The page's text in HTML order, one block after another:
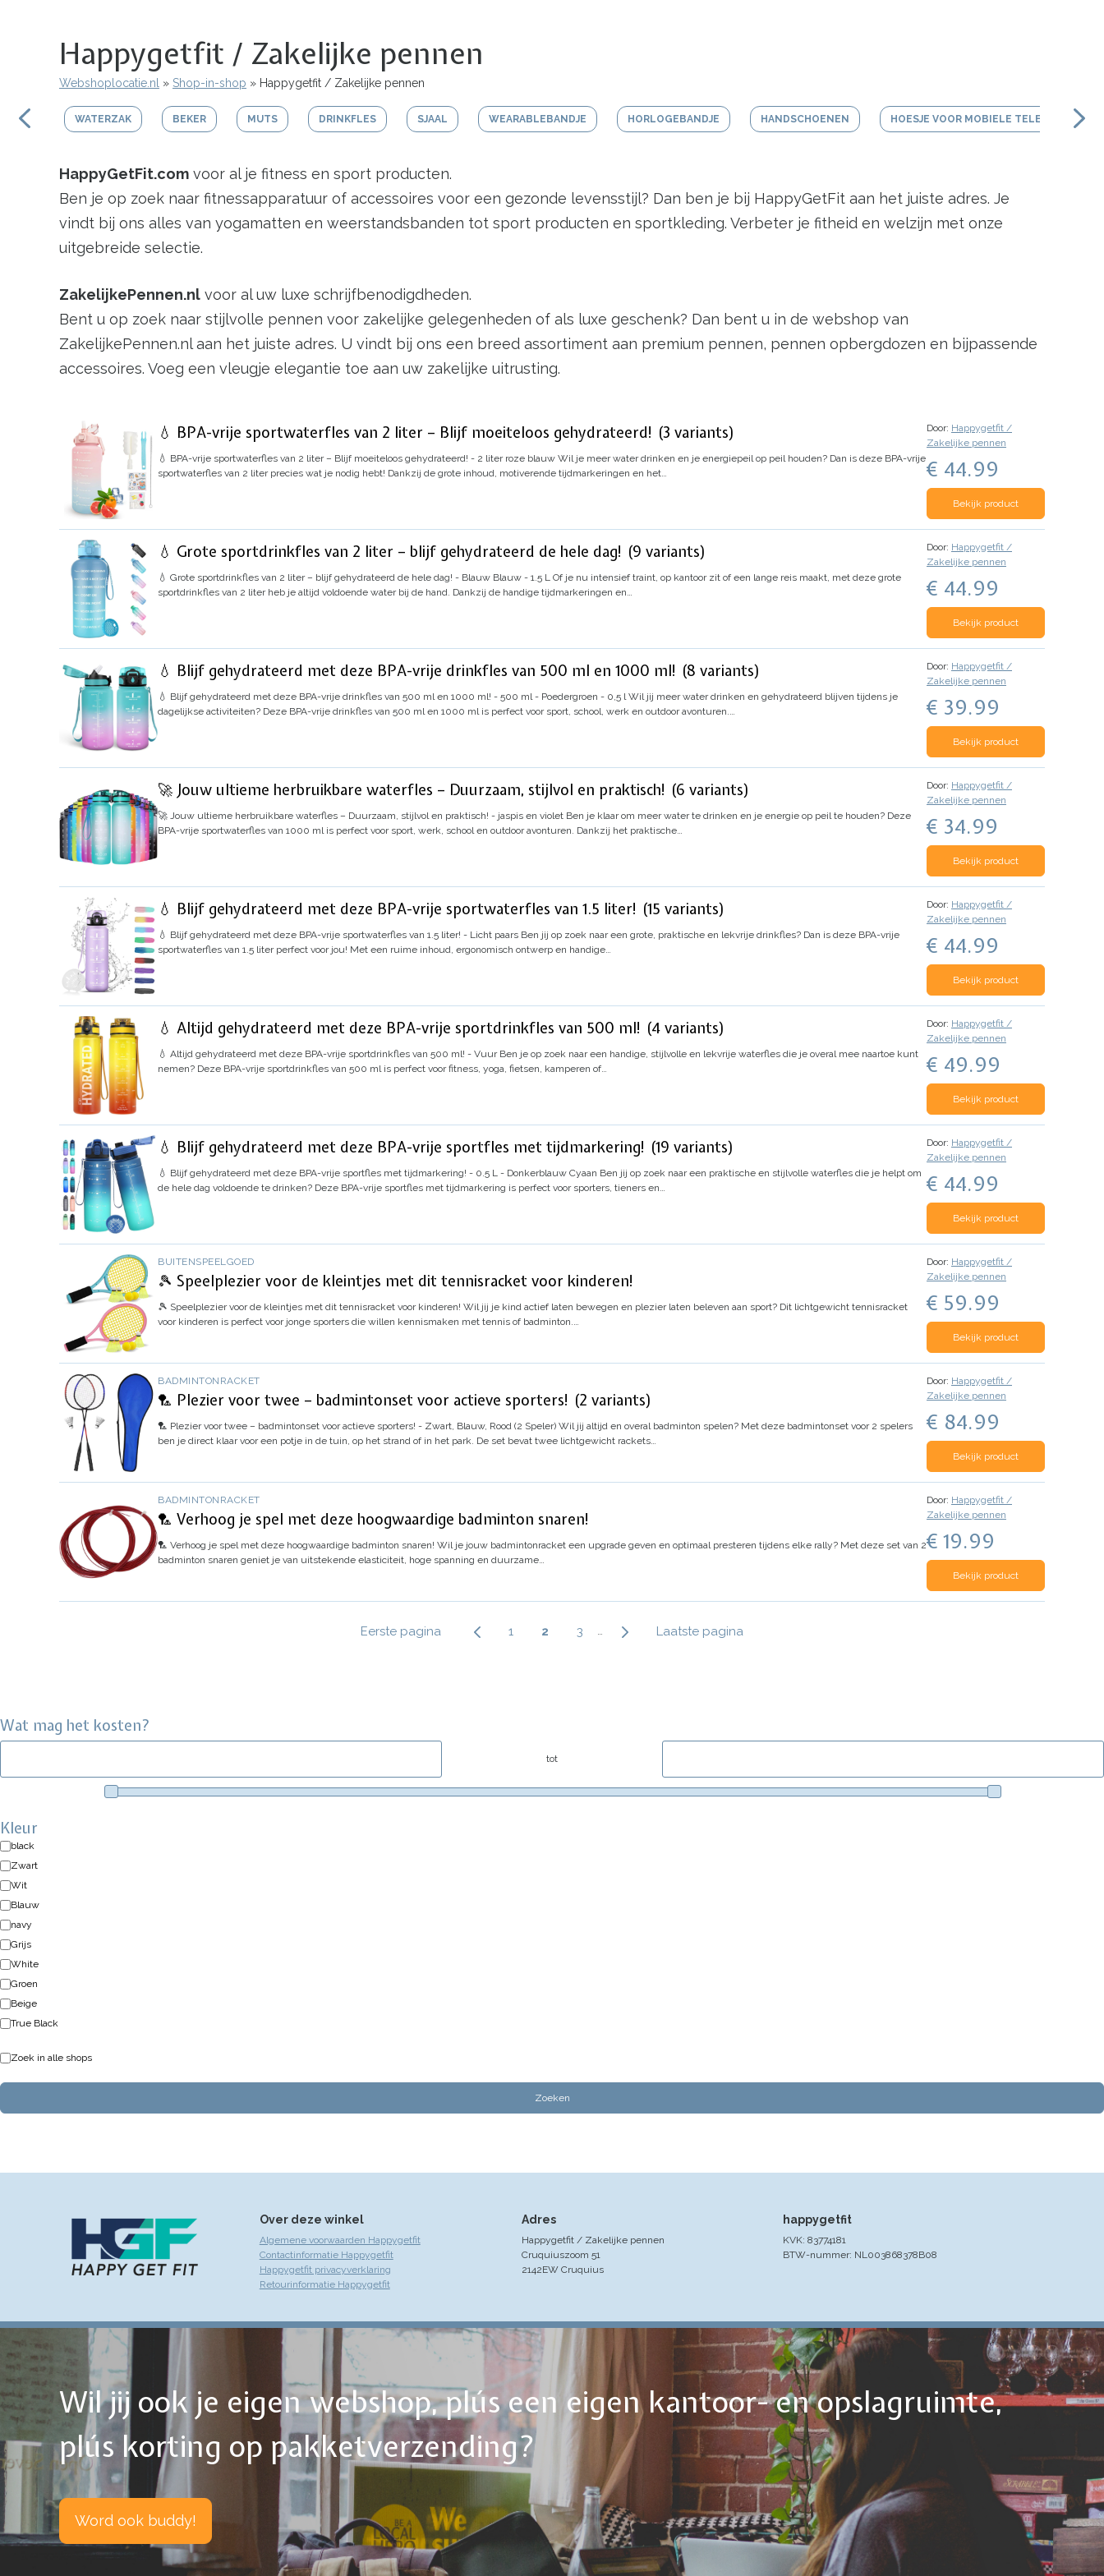
Happygetfit / Zakelijke pennen
Kruimelpad
Webshoplocatie.nl Shop-in-shop Happygetfit / Zakelijke pennen
WATERZAK BEKER MUTS DRINKFLES SJAAL WEARABLEBANDJE HORLOGEBANDJE HANDSCHOENEN HOESJE VOOR MOBIELE TELEFOON
HappyGetFit.com voor al je fitness en sport producten.
Ben je op zoek naar fitnessapparatuur of accessoires voor een gezonde levensstijl? Dan ben je bij HappyGetFit aan het juiste adres. Je
vindt bij ons alles van yogamatten en weerstandsbanden tot sport producten en sportkleding. Verbeter je fitheid en welzijn met onze
uitgebreide selectie.
ZakelijkePennen.nl voor al uw luxe schrijfbenodigdheden.
Bent u op zoek naar stijlvolle pennen voor zakelijke gelegenheden of als luxe geschenk? Dan bent u in de webshop van
ZakelijkePennen.nl aan het juiste adres. U vindt bij ons een breed assortiment aan premium pennen, pennen opbergdozen en bijpassende
accessoires. Voeg een vleugje elegantie toe aan uw zakelijke uitrusting.
💧 BPA-vrije sportwaterfles van 2 liter – Blijf moeiteloos gehydrateerd! (3 variants)
💧 BPA-vrije sportwaterfles van 2 liter – Blijf moeiteloos gehydrateerd! - 2 liter roze blauw Wil je meer water drinken en je energiepeil op peil houden? Dan is deze BPA-vrije
sportwaterfles van 2 liter precies wat je nodig hebt! Dankzij de grote inhoud, motiverende tijdmarkeringen en het…
Door: Happygetfit /
Zakelijke pennen
€ 44.99
Bekijk product
💧 Grote sportdrinkfles van 2 liter – blijf gehydrateerd de hele dag! (9 variants)
💧 Grote sportdrinkfles van 2 liter – blijf gehydrateerd de hele dag! - Blauw Blauw - 1.5 L Of je nu intensief traint, op kantoor zit of een lange reis maakt, met deze grote
sportdrinkfles van 2 liter heb je altijd voldoende water bij de hand. Dankzij de handige tijdmarkeringen en…
Door: Happygetfit /
Zakelijke pennen
€ 44.99
Bekijk product
💧 Blijf gehydrateerd met deze BPA-vrije drinkfles van 500 ml en 1000 ml! (8 variants)
💧 Blijf gehydrateerd met deze BPA-vrije drinkfles van 500 ml en 1000 ml! - 500 ml - Poedergroen - 0,5 l Wil jij meer water drinken en gehydrateerd blijven tijdens je
dagelijkse activiteiten? Deze BPA-vrije drinkfles van 500 ml en 1000 ml is perfect voor sport, school, werk en outdoor avonturen.…
Door: Happygetfit /
Zakelijke pennen
€ 39.99
Bekijk product
🚀 Jouw ultieme herbruikbare waterfles – Duurzaam, stijlvol en praktisch! (6 variants)
🚀 Jouw ultieme herbruikbare waterfles – Duurzaam, stijlvol en praktisch! - jaspis en violet Ben je klaar om meer water te drinken en je energie op peil te houden? Deze
BPA-vrije sportwaterfles van 1000 ml is perfect voor sport, werk, school en outdoor avonturen. Dankzij het praktische…
Door: Happygetfit /
Zakelijke pennen
€ 34.99
Bekijk product
💧 Blijf gehydrateerd met deze BPA-vrije sportwaterfles van 1.5 liter! (15 variants)
💧 Blijf gehydrateerd met deze BPA-vrije sportwaterfles van 1.5 liter! - Licht paars Ben jij op zoek naar een grote, praktische en lekvrije drinkfles? Dan is deze BPA-vrije
sportwaterfles van 1.5 liter perfect voor jou! Met een ruime inhoud, ergonomisch ontwerp en handige…
Door: Happygetfit /
Zakelijke pennen
€ 44.99
Bekijk product
💧 Altijd gehydrateerd met deze BPA-vrije sportdrinkfles van 500 ml! (4 variants)
💧 Altijd gehydrateerd met deze BPA-vrije sportdrinkfles van 500 ml! - Vuur Ben je op zoek naar een handige, stijlvolle en lekvrije waterfles die je overal mee naartoe kunt
nemen? Deze BPA-vrije sportdrinkfles van 500 ml is perfect voor fitness, yoga, fietsen, kamperen of…
Door: Happygetfit /
Zakelijke pennen
€ 49.99
Bekijk product
💧 Blijf gehydrateerd met deze BPA-vrije sportfles met tijdmarkering! (19 variants)
💧 Blijf gehydrateerd met deze BPA-vrije sportfles met tijdmarkering! - 0.5 L - Donkerblauw Cyaan Ben jij op zoek naar een praktische en stijlvolle waterfles die je helpt om
de hele dag voldoende te drinken? Deze BPA-vrije sportfles met tijdmarkering is perfect voor sporters, tieners en…
Door: Happygetfit /
Zakelijke pennen
€ 44.99
Bekijk product
BUITENSPEELGOED
🎾 Speelplezier voor de kleintjes met dit tennisracket voor kinderen!
🎾 Speelplezier voor de kleintjes met dit tennisracket voor kinderen! Wil jij je kind actief laten bewegen en plezier laten beleven aan sport? Dit lichtgewicht tennisracket
voor kinderen is perfect voor jonge sporters die willen kennismaken met tennis of badminton.…
Door: Happygetfit /
Zakelijke pennen
€ 59.99
Bekijk product
BADMINTONRACKET
🏸 Plezier voor twee – badmintonset voor actieve sporters! (2 variants)
🏸 Plezier voor twee – badmintonset voor actieve sporters! - ‎Zwart, Blauw, Rood (‎2 Speler) Wil jij altijd en overal badminton spelen? Met deze badmintonset voor 2 spelers
ben je direct klaar voor een potje in de tuin, op het strand of in het park. De set bevat twee lichtgewicht rackets…
Door: Happygetfit /
Zakelijke pennen
€ 84.99
Bekijk product
BADMINTONRACKET
🏸 Verhoog je spel met deze hoogwaardige badminton snaren!
🏸 Verhoog je spel met deze hoogwaardige badminton snaren! Wil je jouw badmintonracket een upgrade geven en optimaal presteren tijdens elke rally? Met deze set van 2
badminton snaren geniet je van uitstekende elasticiteit, hoge spanning en duurzame…
Door: Happygetfit /
Zakelijke pennen
€ 19.99
Bekijk product
Eerste
Eerste pagina Page
1
Huidige
2 Page
3 …
Laatste
Laatste pagina
Wat mag het kosten?
tot
Kleur
black
Zwart
Wit
Blauw
navy
Grijs
White
Groen
Beige
True Black
Zoek in alle shops
Over deze winkel
Algemene voorwaarden Happygetfit
Contactinformatie Happygetfit
Happygetfit privacyverklaring
Retourinformatie Happygetfit
Adres
Happygetfit / Zakelijke pennen
Cruquiuszoom 51
2142EW Cruquius
happygetfit
KVK: 83774181
BTW-nummer: NL003868378B08
Wil jij ook je eigen webshop, plús een eigen kantoor- en opslagruimte,
plús korting op pakketverzending?
Word ook buddy!